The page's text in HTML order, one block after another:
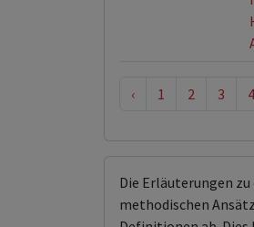
‹ 1 2 3 4
Die Erläuterungen
methodischen